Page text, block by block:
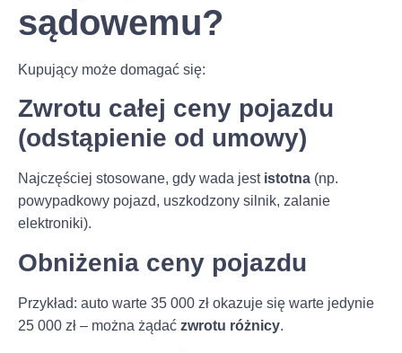
sądowemu?
Kupujący może domagać się:
Zwrotu całej ceny pojazdu
(odstąpienie od umowy)
Najczęściej stosowane, gdy wada jest istotna (np.
powypadkowy pojazd, uszkodzony silnik, zalanie
elektroniki).
Obniżenia ceny pojazdu
Przykład: auto warte 35 000 zł okazuje się warte jedynie
25 000 zł – można żądać zwrotu różnicy.